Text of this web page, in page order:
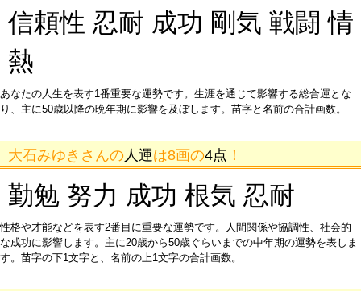
信頼性 忍耐 成功 剛気 戦闘 情
熱
あなたの人生を表す1番重要な運勢です。生涯を通じて影響する総合運とな
り、主に50歳以降の晩年期に影響を及ぼします。苗字と名前の合計画数。
大石みゆきさんの 人運は8画の4点 ！
勤勉 努力 成功 根気 忍耐
性格や才能などを表す2番目に重要な運勢です。人間関係や協調性、社会的
な成功に影響します。主に20歳から50歳ぐらいまでの中年期の運勢を表しま
す。苗字の下1文字と、名前の上1文字の合計画数。